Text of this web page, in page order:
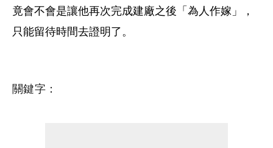
竟會不會是讓他再次完成建廠之後「為人作嫁」，
只能留待時間去證明了。
關鍵字：